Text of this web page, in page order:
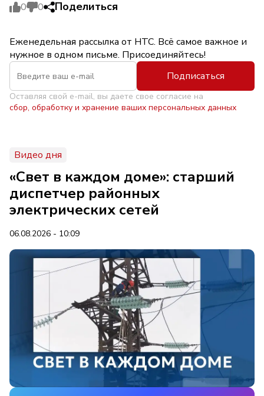
0 0 Поделиться
Еженедельная рассылка от НТС. Всё самое важное и
нужное в одном письме. Присоединяйтесь!
Подписаться
Оставляя свой e-mail, вы даете свое согласие на
сбор, обработку и хранение ваших персональных данных
Видео дня
«Свет в каждом доме»: старший
диспетчер районных
электрических сетей
06.08.2026 - 10:09